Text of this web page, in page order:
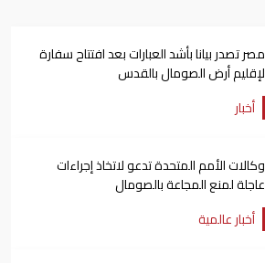
مصر تصدر بيانا بأشد العبارات بعد افتتاح سفارة
لإقليم أرض الصومال بالقدس
أخبار
وكالات الأمم المتحدة تدعو لاتخاذ إجراءات
عاجلة لمنع المجاعة بالصومال
أخبار عالمية